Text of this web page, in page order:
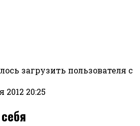
загрузить пользователя с
20:25